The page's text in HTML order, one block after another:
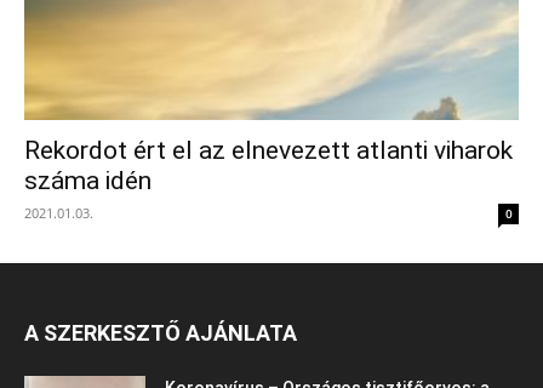
Rekordot ért el az elnevezett atlanti viharok
száma idén
2021.01.03. 0
A SZERKESZTŐ AJÁNLATA